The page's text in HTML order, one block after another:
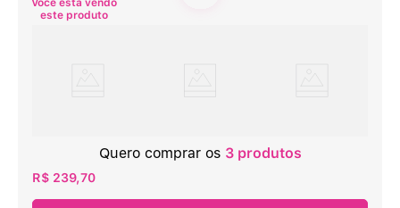
Quero comprar os 3produtos
R$ 239,70